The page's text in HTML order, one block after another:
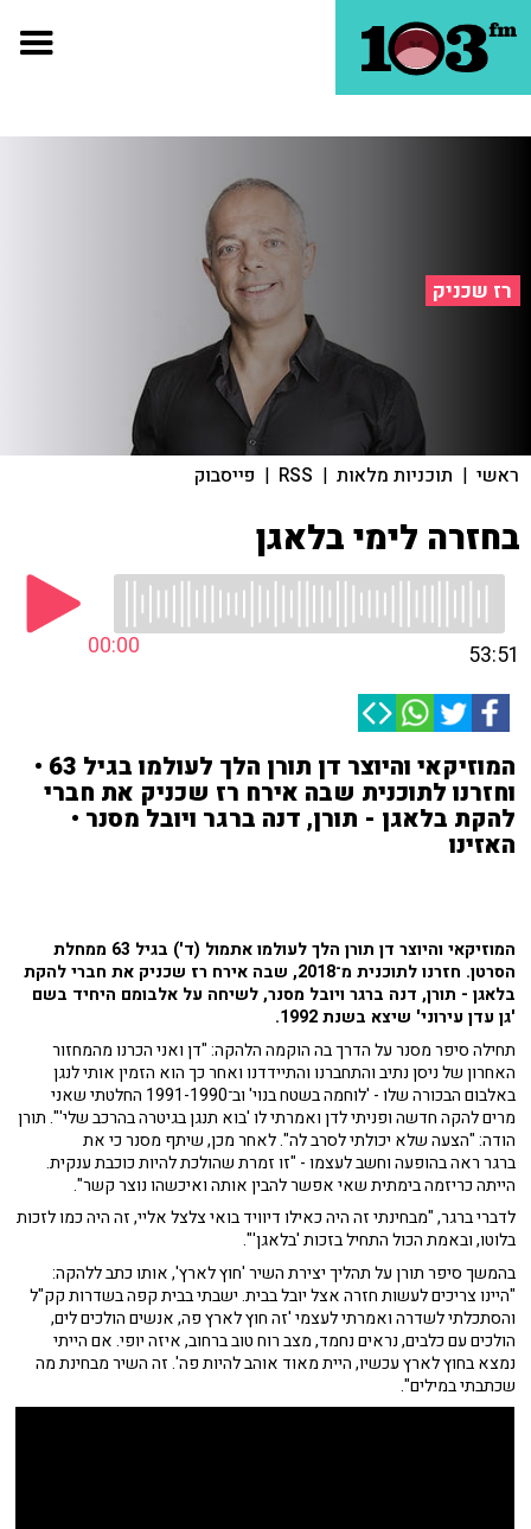
רז שכניק
ראשי | תוכניות מלאות |
RSS
| פייסבוק
בחזרה לימי בלאגן
00:00 53:51
המוזיקאי והיוצר דן תורן הלך לעולמו בגיל 63 •
וחזרנו לתוכנית שבה אירח רז שכניק את חברי
להקת בלאגן - תורן, דנה ברגר ויובל מסנר •
האזינו
המוזיקאי והיוצר דן תורן הלך לעולמו אתמול (ד') בגיל 63 ממחלת
הסרטן. חזרנו לתוכנית מ־2018, שבה אירח רז שכניק את חברי להקת
בלאגן - תורן, דנה ברגר ויובל מסנר, לשיחה על אלבומם היחיד בשם
'גן עדן עירוני' שיצא בשנת 1992.
תחילה סיפר מסנר על הדרך בה הוקמה הלהקה: "דן ואני הכרנו מהמחזור
האחרון של ניסן נתיב והתחברנו והתיידדנו ואחר כך הוא הזמין אותי לנגן
באלבום הבכורה שלו - 'לוחמה בשטח בנוי' וב־1991-1990 החלטתי שאני
מרים להקה חדשה ופניתי לדן ואמרתי לו 'בוא תנגן בגיטרה בהרכב שלי'". תורן
הודה: "הצעה שלא יכולתי לסרב לה". לאחר מכן, שיתף מסנר כי את
ברגר ראה בהופעה וחשב לעצמו - "זו זמרת שהולכת להיות כוכבת ענקית.
הייתה כריזמה בימתית שאי אפשר להבין אותה ואיכשהו נוצר קשר".
לדברי ברגר, "מבחינתי זה היה כאילו דיוויד בואי צלצל אליי, זה היה כמו לזכות
בלוטו, ובאמת הכול התחיל בזכות 'בלאגן'".
בהמשך סיפר תורן על תהליך יצירת השיר 'חוץ לארץ', אותו כתב ללהקה:
"היינו צריכים לעשות חזרה אצל יובל בבית. ישבתי בבית קפה בשדרות קק"ל
והסתכלתי לשדרה ואמרתי לעצמי 'זה חוץ לארץ פה, אנשים הולכים לים,
הולכים עם כלבים, נראים נחמד, מצב רוח טוב ברחוב, איזה יופי. אם הייתי
נמצא בחוץ לארץ עכשיו, היית מאוד אוהב להיות פה'. זה השיר מבחינת מה
שכתבתי במילים".